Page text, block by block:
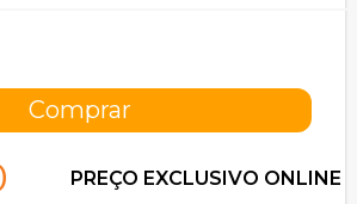
PREÇO EXCLUSIVO ONLINE